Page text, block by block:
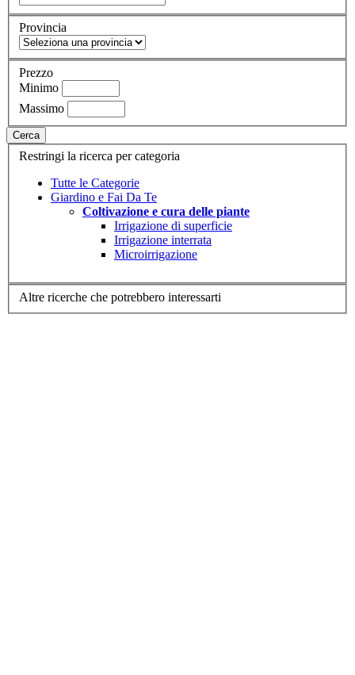
Provincia
Prezzo
Minimo
Massimo
Cerca
Restringi la ricerca per categoria
Tutte le Categorie
Giardino e Fai Da Te
Coltivazione e cura delle piante
Irrigazione di superficie
Irrigazione interrata
Microirrigazione
Altre ricerche che potrebbero interessarti